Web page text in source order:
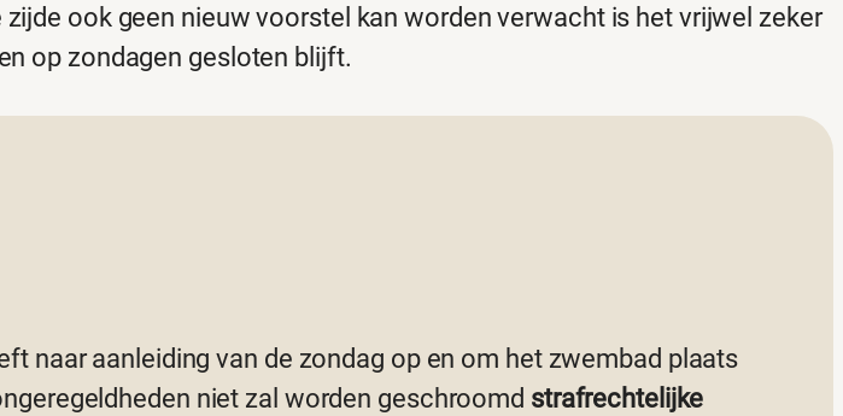
zijde ook geen nieuw voorstel kan worden verwacht is het vrijwel zeker
op zondagen gesloten blijft.
naar aanleiding van de zondag op en om het zwembad plaats
niet zal worden geschroomd strafrechtelijke